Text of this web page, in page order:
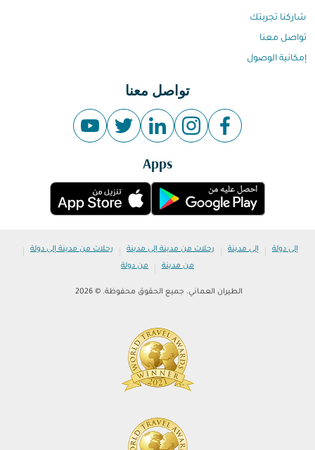
شاركنا تجربتك
تواصل معنا
إمكانية الوصول
تواصل معنا
Apps
إلى دولة | إلى مدينة | رحلات من مدينة إلى مدينة | رحلات من مدينة إلى دولة |
من مدينة | من دولة
الطيران العماني. جميع الحقوق محفوظة. © 2026